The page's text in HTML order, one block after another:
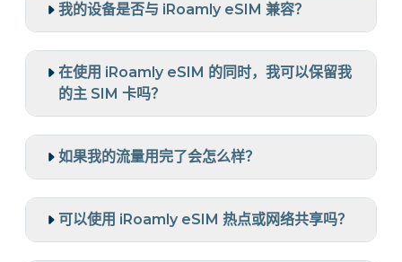
我的设备是否与 iRoamly eSIM 兼容？
在使用 iRoamly eSIM 的同时，我可以保留我
的主 SIM 卡吗？
如果我的流量用完了会怎么样？
可以使用 iRoamly eSIM 热点或网络共享吗？